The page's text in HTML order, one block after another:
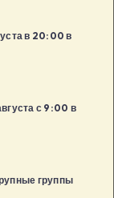
в 20:00 в
с 9:00 в
группы